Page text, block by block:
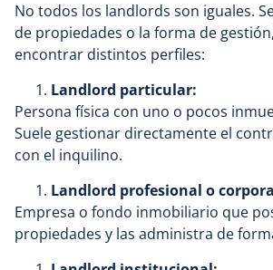
No todos los landlords son iguales.
de propiedades o la forma de
encontrar distintos perfiles:
Landlord particular:
Persona física con uno o pocos
Suele gestionar directamente el
con el inquilino.
Landlord profesional o
Empresa o fondo inmobiliario que
propiedades y las administra de